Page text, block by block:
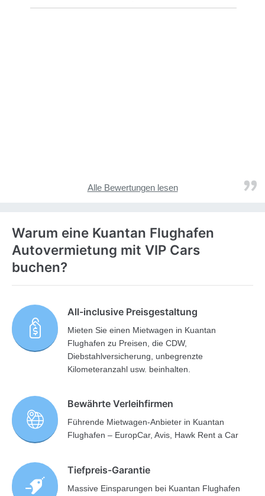
Alle Bewertungen lesen
Warum eine Kuantan Flughafen
Autovermietung mit VIP Cars
buchen?
All-inclusive Preisgestaltung
Mieten Sie einen Mietwagen in Kuantan
Flughafen zu Preisen, die CDW,
Diebstahlversicherung, unbegrenzte
Kilometeranzahl usw. beinhalten.
Bewährte Verleihfirmen
Führende Mietwagen-Anbieter in Kuantan
Flughafen – EuropCar, Avis, Hawk Rent a Car
Tiefpreis-Garantie
Massive Einsparungen bei Kuantan Flughafen